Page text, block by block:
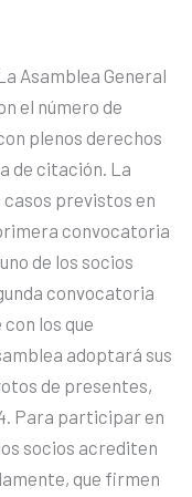
Asamblea General
el número de
plenos derechos
de citación. La
previstos en
convocatoria
de los socios
convocatoria
los que
adoptará sus
de presentes,
Para participar en
socios acrediten
que firmen